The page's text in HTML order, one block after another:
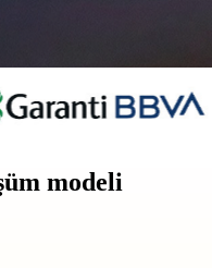
modeli